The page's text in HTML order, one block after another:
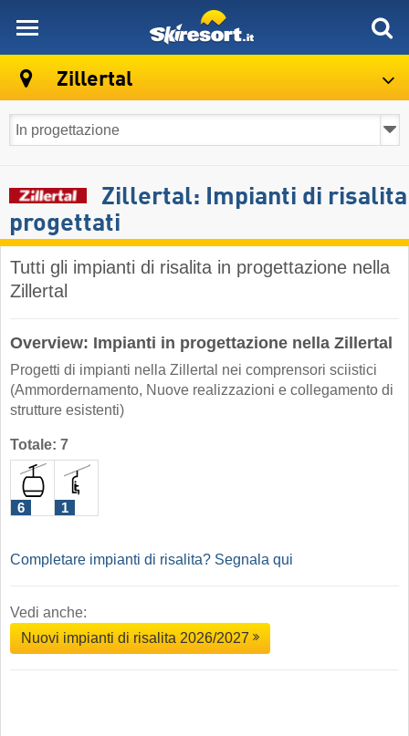
Zillertal
Zillertal: Impianti di risalita
progettati
Tutti gli impianti di risalita in progettazione nella
Zillertal
Overview: Impianti in progettazione nella Zillertal
Progetti di impianti nella Zillertal nei comprensori sciistici
(Ammordernamento, Nuove realizzazioni e collegamento di
strutture esistenti)
Totale: 7
6 1
Completare impianti di risalita? Segnala qui
Vedi anche:
Nuovi impianti di risalita 2026/2027